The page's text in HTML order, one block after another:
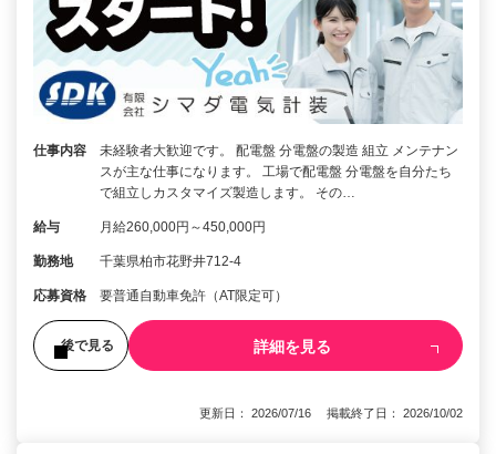
仕事内容
未経験者大歓迎です。 配電盤 分電盤の製造 組立 メンテナン
スが主な仕事になります。 工場で配電盤 分電盤を自分たち
で組立しカスタマイズ製造します。 その…
給与 月給260,000円～450,000円
勤務地 千葉県柏市花野井712-4
応募資格 要普通自動車免許（AT限定可）
後で見る 詳細を見る
更新日： 2026/07/16 掲載終了日： 2026/10/02